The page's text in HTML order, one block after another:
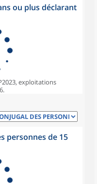
ou plus déclarant
exploitations
personnes de 15